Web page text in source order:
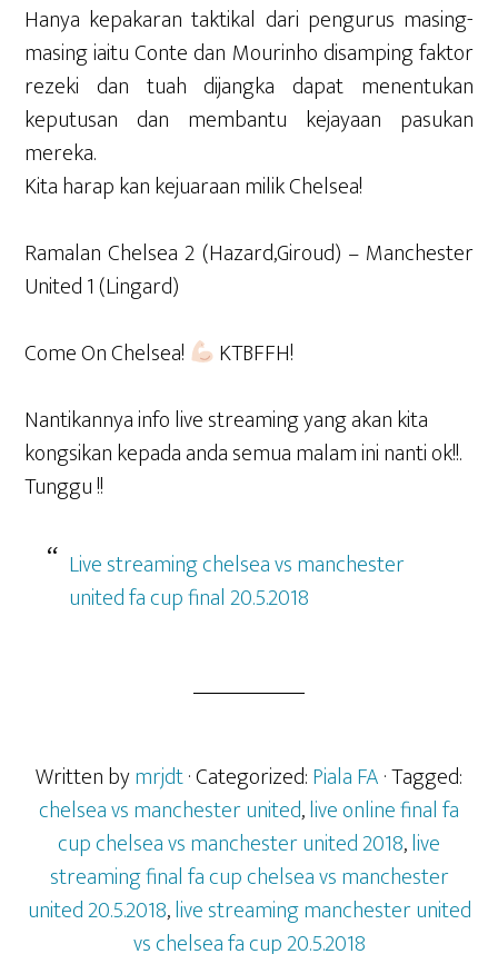
Hanya kepakaran taktikal dari pengurus masing-
masing iaitu Conte dan Mourinho disamping faktor
rezeki dan tuah dijangka dapat menentukan
keputusan dan membantu kejayaan pasukan
mereka.
Kita harap kan kejuaraan milik Chelsea!
Ramalan Chelsea 2 (Hazard,Giroud) – Manchester
United 1 (Lingard)
Come On Chelsea!
KTBFFH!
Nantikannya info live streaming yang akan kita
kongsikan kepada anda semua malam ini nanti ok!!.
Tunggu !!
Live streaming chelsea vs manchester
united fa cup final 20.5.2018
Written bymrjdt· Categorized:Piala FA· Tagged:
chelsea vs manchester united,live online final fa
cup chelsea vs manchester united 2018,live
streaming final fa cup chelsea vs manchester
united 20.5.2018,live streaming manchester united
vs chelsea fa cup 20.5.2018